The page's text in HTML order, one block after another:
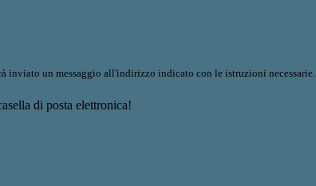
inviato un messaggio all'indirizzo indicato con le istruzioni necessarie.
di posta elettronica!